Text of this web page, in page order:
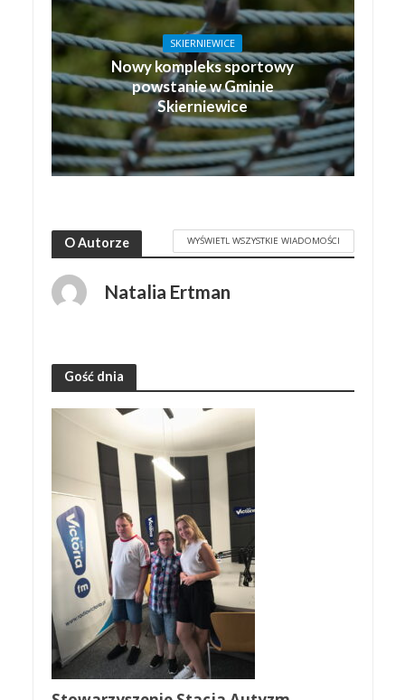
SKIERNIEWICE
Nowy kompleks sportowy
powstanie w Gminie
Skierniewice
O Autorze WYŚWIETL WSZYSTKIE WIADOMOŚCI
Natalia Ertman
Gość dnia